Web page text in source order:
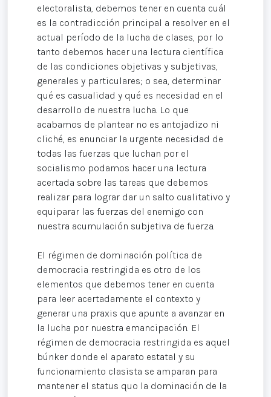
electoralista, debemos tener en cuenta cuál
es la contradicción principal a resolver en el
actual período de la lucha de clases, por lo
tanto debemos hacer una lectura científica
de las condiciones objetivas y subjetivas,
generales y particulares; o sea, determinar
qué es casualidad y qué es necesidad en el
desarrollo de nuestra lucha. Lo que
acabamos de plantear no es antojadizo ni
cliché, es enunciar la urgente necesidad de
todas las fuerzas que luchan por el
socialismo podamos hacer una lectura
acertada sobre las tareas que debemos
realizar para lograr dar un salto cualitativo y
equiparar las fuerzas del enemigo con
nuestra acumulación subjetiva de fuerza.
El régimen de dominación política de
democracia restringida es otro de los
elementos que debemos tener en cuenta
para leer acertadamente el contexto y
generar una praxis que apunte a avanzar en
la lucha por nuestra emancipación. El
régimen de democracia restringida es aquel
búnker donde el aparato estatal y su
funcionamiento clasista se amparan para
mantener el status quo la dominación de la